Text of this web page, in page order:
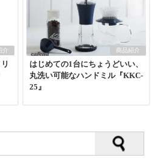
介 商品紹介
はじめての1台にちょうどいい、
丸洗い可能なハンドミル『KKC-
25』